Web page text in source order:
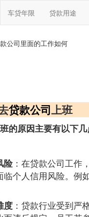
车贷年限 贷款用途
公司里面的工作如何
贷款公司上班
的原因主要有以下
险：在贷款公司工作
临个人信用风险。例
度 ：贷款行业受到